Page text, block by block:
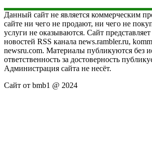
Данный сайт не является коммерческим
сайте ни чего не продают, ни чего не
услуги не оказываются. Сайт
новостей RSS канала news.rambler.ru,
newsru.com. Материалы публикуются без
ответственность за достоверность
Администрация сайта не несёт.
Сайт от bmb1 @ 2024